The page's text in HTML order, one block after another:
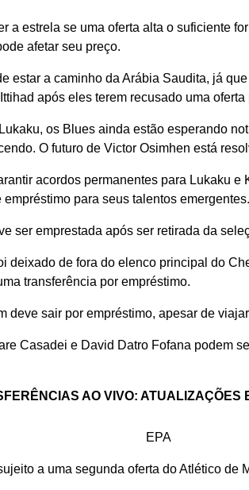
a estrela se uma oferta alta o suficiente
afetar seu preço.
estar a caminho da Arábia Saudita, já
após eles terem recusado uma
os Blues ainda estão esperando
O futuro de Victor Osimhen está
acordos permanentes para Lukaku e
para seus talentos emergentes.
ser emprestada após ser retirada da
deixado de fora do elenco principal do
transferência por empréstimo.
deve sair por empréstimo, apesar de
Casadei e David Datro Fofana podem
AO VIVO: ATUALIZAÇÕES
EPA
a uma segunda oferta do Atlético de